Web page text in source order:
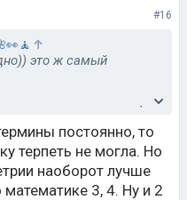
#16
это ж самый
москоу зе кэпитал оф
поэтом?) проценты из
постоянно, то
терпеть не могла. Но
наоборот лучше
3, 4. Ну и 2